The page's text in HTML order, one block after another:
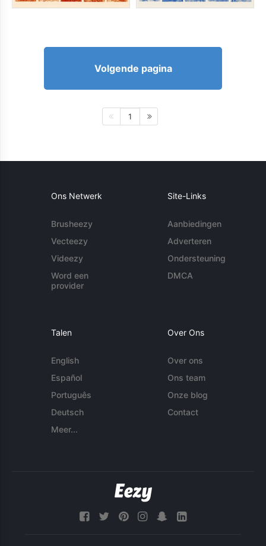
Volgende pagina
1
Ons Netwerk
Brusheezy
Vecteezy
Videezy
Word een
provider
Site-Links
Aanbiedingen
Adverteren
Ondersteuning
DMCA
Talen
English
Español
Português
Deutsch
Meer...
Over Ons
Over ons
Ons team
Onze blog
Contact